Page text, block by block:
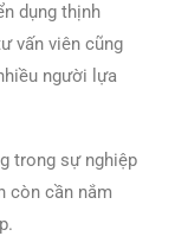
dụng thịnh
vấn viên cũng
người lựa
trong sự nghiệp
còn cần nắm